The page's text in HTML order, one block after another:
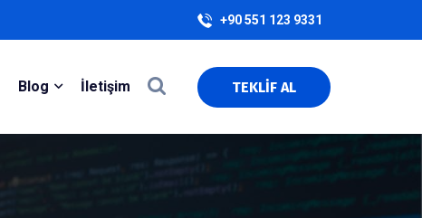
+90 551 123 9331
Blog İletişim TEKLİF AL